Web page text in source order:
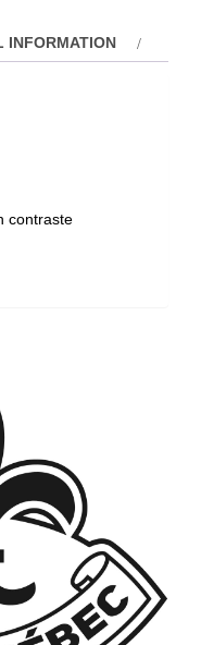
INFORMATION
contraste